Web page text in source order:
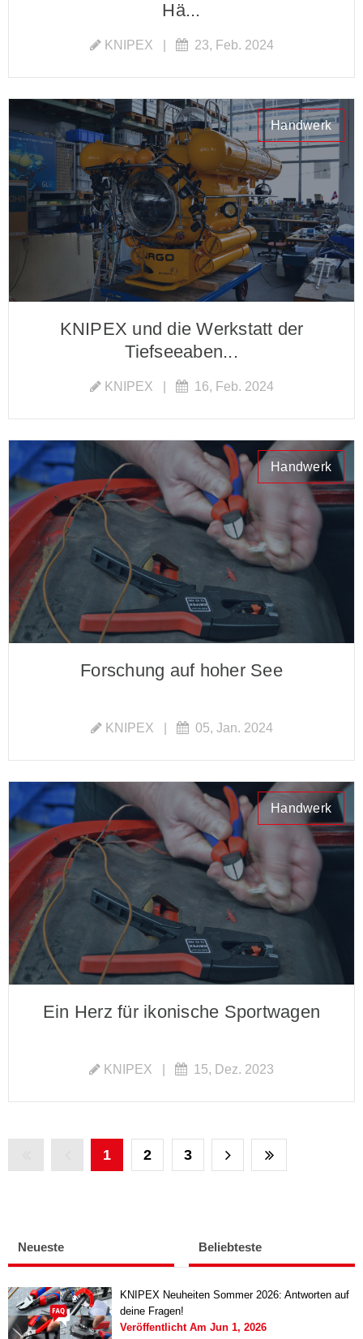
Hä...
KNIPEX 23, Feb. 2024
Handwerk
KNIPEX und die Werkstatt der
Tiefseeaben...
KNIPEX 16, Feb. 2024
Handwerk
Forschung auf hoher See
KNIPEX 05, Jan. 2024
Handwerk
Ein Herz für ikonische Sportwagen
KNIPEX 15, Dez. 2023
1 2 3
Neueste Beliebteste
KNIPEX Neuheiten Sommer 2026: Antworten auf
deine Fragen!
Veröffentlicht Am Jun 1, 2026